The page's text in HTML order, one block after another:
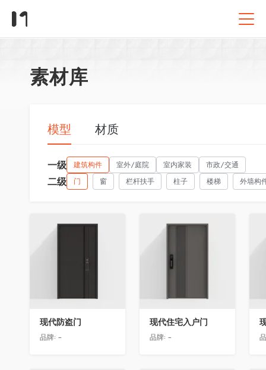
素材库
模型 材质
一级 建筑构件 室外/庭院 室内家装 市政/交通
二级 门 窗 栏杆扶手 柱子 楼梯 外墙构
收藏
现代防盗门
品牌: -
收藏
现代住宅入户门
品牌: -